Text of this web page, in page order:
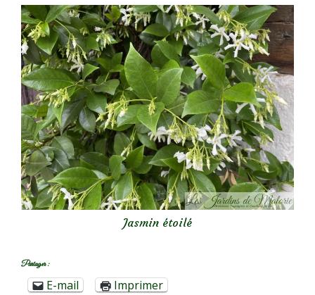
Jasmin étoilé
Partager :
E-mail Imprimer